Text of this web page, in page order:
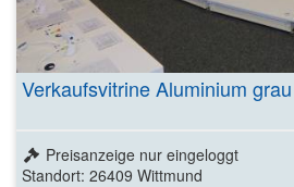
Verkaufsvitrine Aluminium
Preisanzeige nur eingeloggt
Standort: 26409 Wittmund